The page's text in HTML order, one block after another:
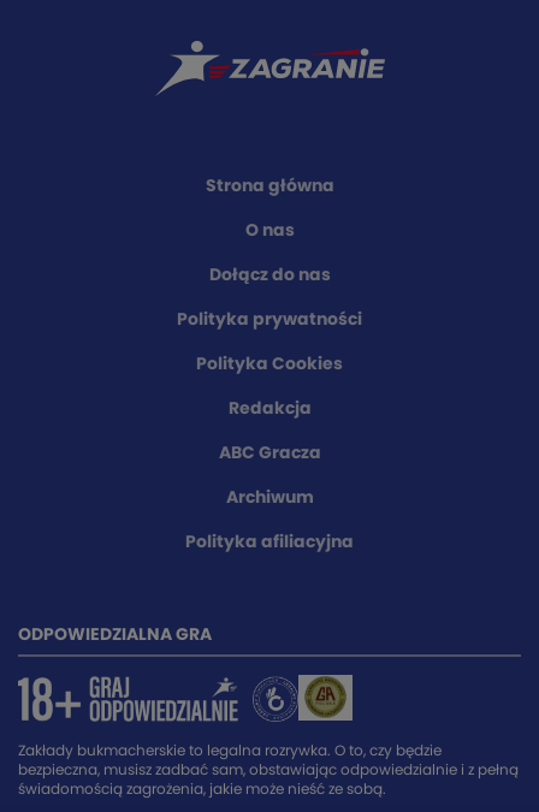
Strona główna
O nas
Dołącz do nas
Polityka prywatności
Polityka Cookies
Redakcja
ABC Gracza
Archiwum
Polityka afiliacyjna
ODPOWIEDZIALNA GRA
Zakłady bukmacherskie to legalna rozrywka. O to, czy będzie
bezpieczna, musisz zadbać sam, obstawiając odpowiedzialnie i z pełną
świadomością zagrożenia, jakie może nieść ze sobą.